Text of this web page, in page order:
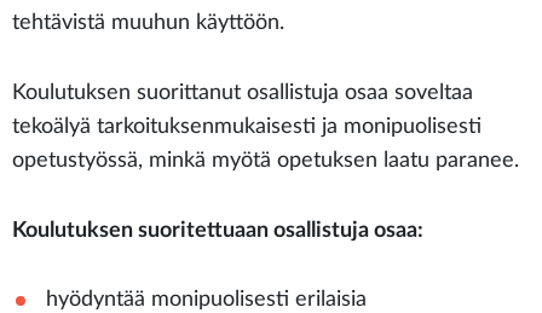
tehtävistä muuhun käyttöön.
Koulutuksen suorittanut osallistuja osaa soveltaa
tekoälyä tarkoituksenmukaisesti ja monipuolisesti
opetustyössä, minkä myötä opetuksen laatu paranee.
Koulutuksen suoritettuaan osallistuja osaa:
hyödyntää monipuolisesti erilaisia